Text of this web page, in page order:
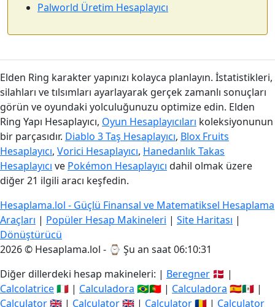
Palworld Üretim Hesaplayıcı
Elden Ring karakter yapınızı kolayca planlayın. İstatistikleri,
silahları ve tılsımları ayarlayarak gerçek zamanlı sonuçları
görün ve oyundaki yolculuğunuzu optimize edin. Elden
Ring Yapı Hesaplayıcı, Oyun Hesaplayıcıları koleksiyonunun
bir parçasıdır. Diablo 3 Taş Hesaplayıcı, Blox Fruits
Hesaplayıcı, Vorici Hesaplayıcı, Hanedanlık Takas
Hesaplayıcı ve Pokémon Hesaplayıcı dahil olmak üzere
diğer 21 ilgili aracı keşfedin.
Hesaplama.lol - Güçlü Finansal ve Matematiksel Hesaplama
Araçları | Popüler Hesap Makineleri | Site Haritası |
Dönüştürücü
2026 © Hesaplama.lol - ⌚ Şu an saat 06:10:31
Diğer dillerdeki hesap makineleri: | Beregner 🇩🇰 |
Calcolatrice🇮🇹 | Calculadora 🇧🇷🇵🇹 | Calculadora 🇪🇸🇲🇽 |
Calculator🇬🇧 | Calculator🇬🇧 | Calculator🇷🇴 | Calculator